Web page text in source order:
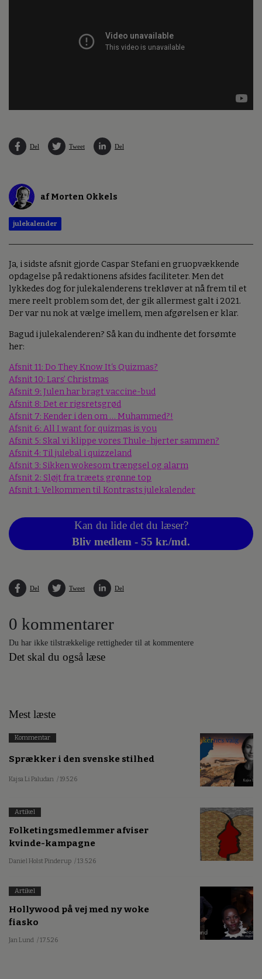
Del Tweet Del
af Morten Okkels
julekalender
Ja, i sidste afsnit gjorde Caspar Stefani en gruopvækkende
opdagelse på redaktionens afsides faciliteter. Men det
lykkedes dog for julekalenderens trekløver at nå frem til et
mere reelt problem som det, der gik allermest galt i 2021.
Der var nu nok at vælge imellem, men afgørelsen er klar.
Bagud i julekalenderen? Så kan du indhente det forsømte
her:
Afsnit 11: Do They Know It‘s Quizmas?
Afsnit 10: Lars’ Christmas
Afsnit 9: Julen har bragt vaccine-bud
Afsnit 8: Det er rigsretsgrød
Afsnit 7: Kender i den om … Muhammed?!
Afsnit 6: All I want for quizmas is you
Afsnit 5: Skal vi klippe vores Thule-hjerter sammen?
Afsnit 4: Til julebal i quizzeland
Afsnit 3: Sikken wokesom trængsel og alarm
Afsnit 2: Sløjt fra træets grønne top
Afsnit 1: Velkommen til Kontrasts julekalender
Kan du lide det du læser?
Bliv medlem - 55 kr./md.
Del Tweet Del
0 kommentarer
Du har ikke tilstrækkelige rettigheder til at kommentere
Det skal du også læse
Mest læste
Kommentar
Sprækker i den svenske stilhed
Kajsa Li Paludan / 19.5.26
Artikel
Folketingsmedlemmer afviser
kvinde-kampagne
Daniel Holst Pinderup / 13.5.26
Artikel
Hollywood på vej med ny woke
fiasko
Jan Lund / 17.5.26